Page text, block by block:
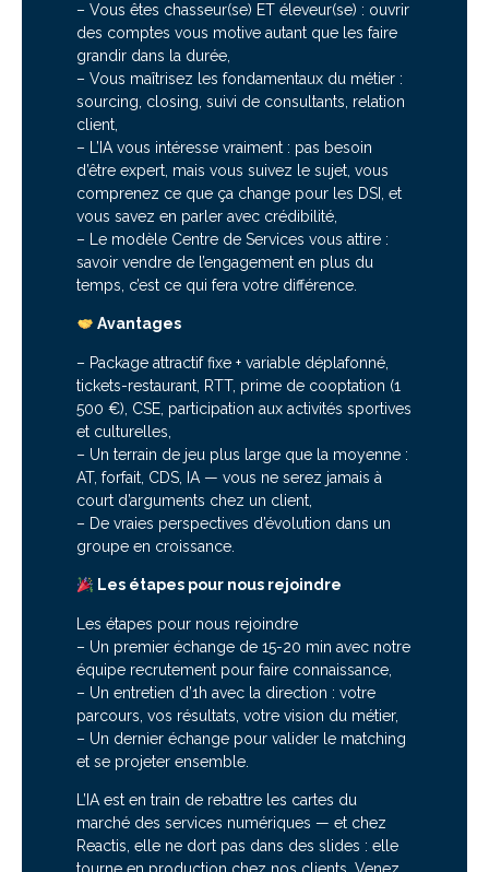
– Vous êtes chasseur(se) ET éleveur(se) : ouvrir
des comptes vous motive autant que les faire
grandir dans la durée,
– Vous maîtrisez les fondamentaux du métier :
sourcing, closing, suivi de consultants, relation
client,
– L’IA vous intéresse vraiment : pas besoin
d’être expert, mais vous suivez le sujet, vous
comprenez ce que ça change pour les DSI, et
vous savez en parler avec crédibilité,
– Le modèle Centre de Services vous attire :
savoir vendre de l’engagement en plus du
temps, c’est ce qui fera votre différence.
Avantages
– Package attractif fixe + variable déplafonné,
tickets-restaurant, RTT, prime de cooptation (1
500 €), CSE, participation aux activités sportives
et culturelles,
– Un terrain de jeu plus large que la moyenne :
AT, forfait, CDS, IA — vous ne serez jamais à
court d’arguments chez un client,
– De vraies perspectives d’évolution dans un
groupe en croissance.
Les étapes pour nous rejoindre
Les étapes pour nous rejoindre
– Un premier échange de 15-20 min avec notre
équipe recrutement pour faire connaissance,
– Un entretien d’1h avec la direction : votre
parcours, vos résultats, votre vision du métier,
– Un dernier échange pour valider le matching
et se projeter ensemble.
L’IA est en train de rebattre les cartes du
marché des services numériques — et chez
Reactis, elle ne dort pas dans des slides : elle